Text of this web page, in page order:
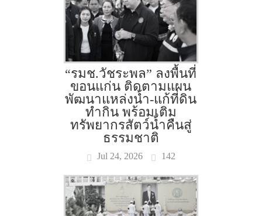
“รมช.วัชระพล” ลงพื้นที่
ขอนแก่น ติดตามแผน
พัฒนาแหล่งน้ำ-แก้ที่ดิน
ทำกิน พร้อมเติม
ทรัพยากรสัตว์น้ำคืนสู่
ธรรมชาติ
Jul 24, 2026 142